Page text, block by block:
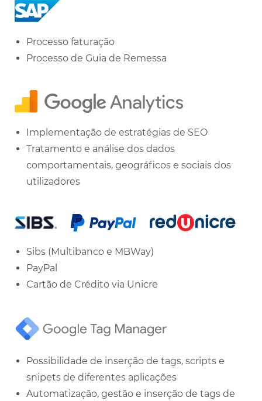
Processo faturação
Processo de Guia de Remessa
Implementação de estratégias de SEO
Tratamento e análise dos dados
comportamentais, geográficos e sociais dos
utilizadores
Sibs (Multibanco e MBWay)
PayPal
Cartão de Crédito via Unicre
Possibilidade de inserção de tags, scripts e
snipets de diferentes aplicações
Automatização, gestão e inserção de tags de